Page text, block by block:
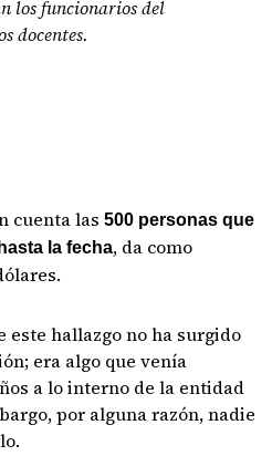
los funcionarios del
docentes.
cuenta las 500 personas que
la fecha, da como
este hallazgo no ha surgido
era algo que venía
a lo interno de la entidad
por alguna razón, nadie